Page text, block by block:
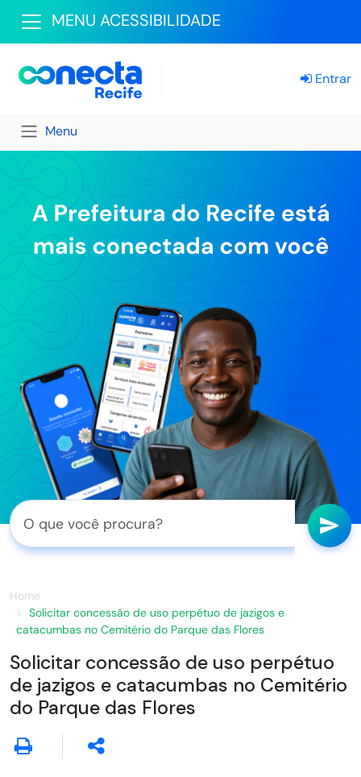
MENU ACESSIBILIDADE
Entrar
Menu
Home
Solicitar concessão de uso perpétuo de jazigos e
catacumbas no Cemitério do Parque das Flores
Solicitar concessão de uso perpétuo
de jazigos e catacumbas no Cemitério
do Parque das Flores